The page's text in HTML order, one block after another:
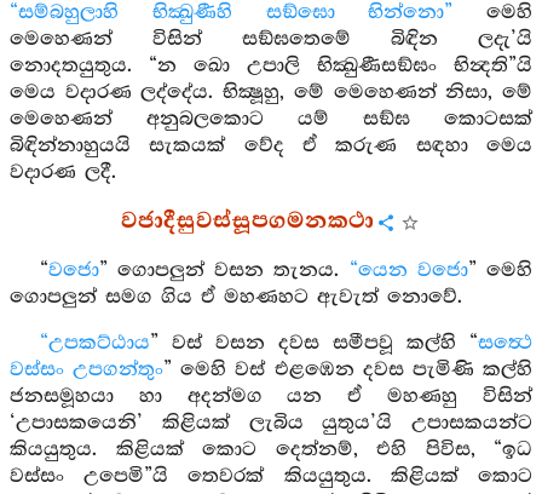
“සම්බහුලාහි භික්‍ඛුණීහි සඞ්ඝො භින්නො” මෙහි
මෙහෙණන් විසින් සඞ්ඝතෙමේ බිඳින ලදැ’යි
නොදතයුතුය. “න ඛො උපාලි භික්‍ඛුණීසඞ්ඝං භින්‍දති”යි
මෙය වදාරණ ලද්දේය. භික්‍ෂූහු, මේ මෙහෙණන් නිසා, මේ
මෙහෙණන් අනුබලකොට යම් සඞ්ඝ කොටසක්
බිඳින්නාහුයයි සැකයක් වේද ඒ කරුණ සඳහා මෙය
වදාරණ ලදී.
වජාදීසුවස්සූපගමනකථා
“වජො” ගොපලුන් වසන තැනය. “යෙන වජො” මෙහි
ගොපලුන් සමග ගිය ඒ මහණහට ඇවැත් නොවේ.
“උපකට්ඨාය” වස් වසන දවස සමීපවූ කල්හි “සත්‍ථෙ
වස්සං උපගන්තුං” මෙහි වස් එළඹෙන දවස පැමිණි කල්හි
ජනසමූහයා හා අදන්මග යන ඒ මහණහු විසින්
‘උපාසකයෙනි’ කිළියක් ලැබිය යුතුය’යි උපාසකයන්ට
කියයුතුය. කිළියක් කොට දෙත්නම්, එහි පිවිස, “ඉධ
වස්සං උපෙමි”යි තෙවරක් කියයුතුය. කිළියක් කොට